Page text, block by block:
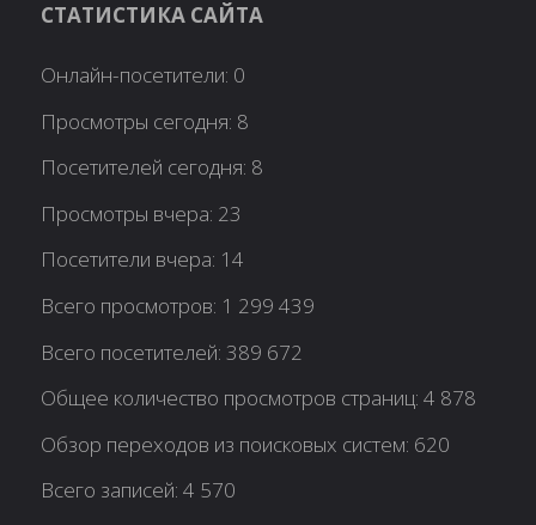
СТАТИСТИКА САЙТА
Онлайн-посетители: 0
Просмотры сегодня: 8
Посетителей сегодня: 8
Просмотры вчера: 23
Посетители вчера: 14
Всего просмотров: 1 299 439
Всего посетителей:389 672
Общее количество просмотров страниц:4 878
Обзор переходов из поисковых систем: 620
Всего записей:4 570